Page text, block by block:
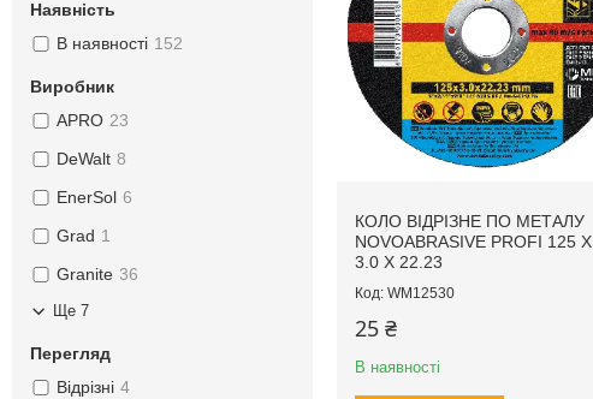
КОЛО ВІДРІЗНЕ ПО МЕТАЛУ
NOVOABRASIVE PROFI 125 X
3.0 X 22.23
WM12530
25 ₴
В наявності
Наявність
В наявності 152
Виробник
APRO 23
DeWalt 8
EnerSol 6
Grad 1
Granite 36
Ще 7
Перегляд
Відрізні 4